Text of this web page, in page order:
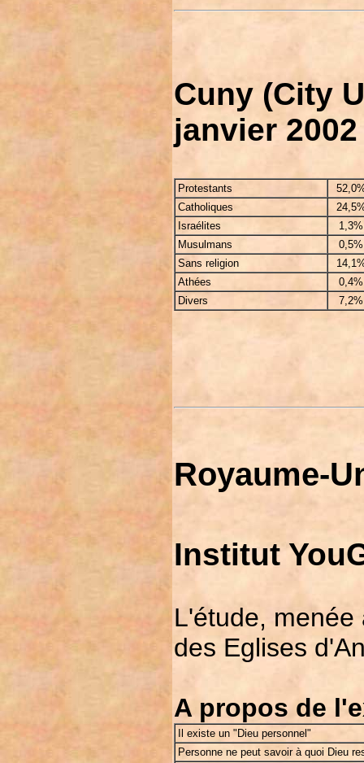
Cuny (City
janvier 2002
Protestants
Catholiques
Israélites
1,3%
Musulmans
0,5%
Sans religion
Athées
0,4%
Divers
7,2%
Royaume-
Institut
L'étude,
des Eglises
A propos de
Il existe un "Dieu personnel"
Personne ne peut savoir à quoi Dieu